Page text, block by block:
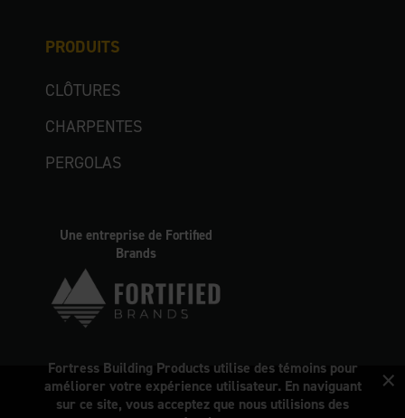
×
Fortress Building Products utilise des témoins pour
améliorer votre expérience utilisateur. En naviguant
sur ce site, vous acceptez que nous utilisions des
PRODUITS
CLÔTURES
CHARPENTES
PERGOLAS
Une entreprise de Fortified
Brands